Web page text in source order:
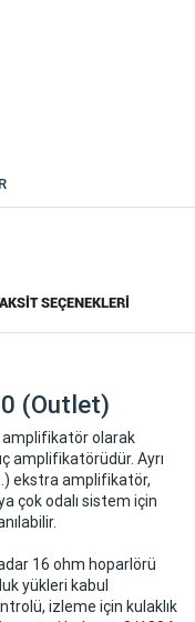
SEÇENEKLERI
(Outlet)
amplifikatör olarak
amplifikatörüdür. Ayrı
ekstra amplifikatör,
çok odalı sistem için
16 ohm hoparlörü
yükleri kabul
izleme için kulaklık